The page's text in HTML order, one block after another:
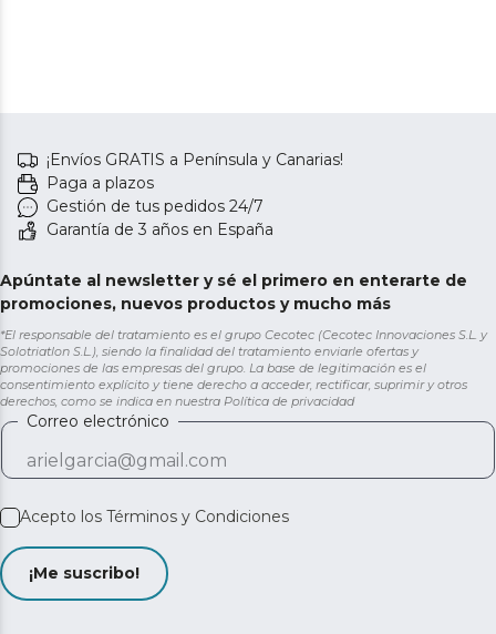
¡Envíos GRATIS a Península y Canarias!
Paga a plazos
Gestión de tus pedidos 24/7
Garantía de 3 años en España
Apúntate al newsletter y sé el primero en enterarte de
promociones, nuevos productos y mucho más
*El responsable del tratamiento es el grupo Cecotec (Cecotec Innovaciones S.L. y
Solotriatlon S.L.), siendo la finalidad del tratamiento enviarle ofertas y
promociones de las empresas del grupo. La base de legitimación es el
consentimiento explícito y tiene derecho a acceder, rectificar, suprimir y otros
derechos, como se indica en nuestra Política de privacidad
Correo electrónico
Acepto los Términos y Condiciones
¡Me suscribo!